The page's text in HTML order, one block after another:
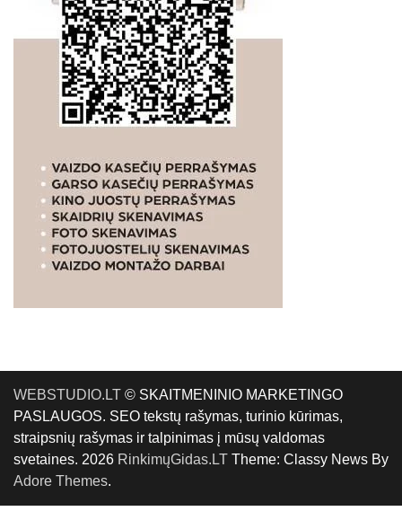
WEBSTUDIO.LT © SKAITMENINIO MARKETINGO
PASLAUGOS. SEO tekstų rašymas, turinio kūrimas,
straipsnių rašymas ir talpinimas į mūsų valdomas
svetaines. 2026 RinkimųGidas.LT Theme: Classy News By
Adore Themes.